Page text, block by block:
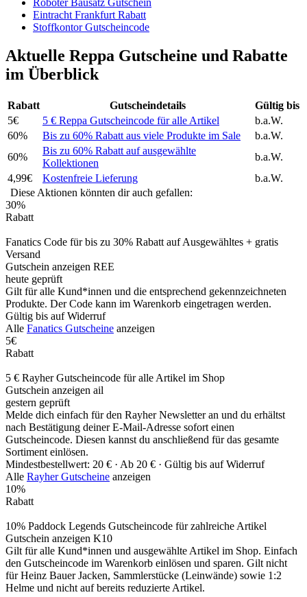
Eintracht Frankfurt Rabatt
Stoffkontor Gutscheincode
Aktuelle Reppa Gutscheine und Rabatte
im Überblick
Rabatt Gutscheindetails
Gültig bis
5€
5 € Reppa Gutscheincode für alle Artikel
b.a.W.
60%
Bis zu 60% Rabatt aus viele Produkte im Sale
b.a.W.
60%
Bis zu 60% Rabatt auf ausgewählte
Kollektionen
b.a.W.
4,99€
Kostenfreie Lieferung
b.a.W.
Diese Aktionen könnten dir auch gefallen:
30%
Rabatt
Fanatics Code für bis zu 30% Rabatt auf Ausgewähltes + gratis
Versand
Gutschein anzeigen REE
heute geprüft
Gilt für alle Kund*innen und die entsprechend gekennzeichneten
Produkte. Der Code kann im Warenkorb eingetragen werden.
Gültig bis auf Widerruf
Alle Fanatics Gutscheine anzeigen
5€
Rabatt
5 € Rayher Gutscheincode für alle Artikel im Shop
Gutschein anzeigen ail
gestern geprüft
Melde dich einfach für den Rayher Newsletter an und du erhältst
nach Bestätigung deiner E-Mail-Adresse sofort einen
Gutscheincode. Diesen kannst du anschließend für das gesamte
Sortiment einlösen.
Mindestbestellwert: 20 € · Ab 20 € · Gültig bis auf Widerruf
Alle Rayher Gutscheine anzeigen
10%
Rabatt
10% Paddock Legends Gutscheincode für zahlreiche Artikel
Gutschein anzeigen K10
Gilt für alle Kund*innen und ausgewählte Artikel im Shop. Einfach
den Gutscheincode im Warenkorb einlösen und sparen. Gilt nicht
für Heinz Bauer Jacken, Sammlerstücke (Leinwände) sowie 1:2
Helme und nicht auf bereits reduzierte Artikel.